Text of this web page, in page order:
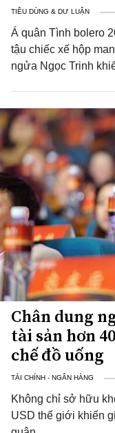
TIÊU DÙNG & DƯ LUẬN
Á quân Tình bolero
tậu chiếc xế hộp
ngửa Ngọc Trinh
Chân dung
tài sản hơn
chế đồ uống
TÀI CHÍNH - NGÂN HÀNG
Không chỉ sở hữu
USD thế giới khiến